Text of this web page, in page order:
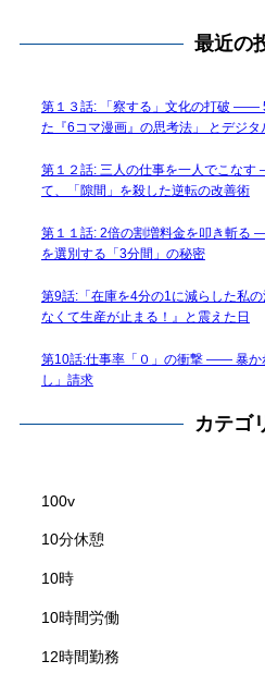
最近の
第１３話: 「察する」文化の打破 ——
た『6コマ漫画』の思考法」 とデジタ
第１２話: 三人の仕事を一人でこな
て、「隙間」を殺した逆転の改善術
第１１話: 2倍の割増料金を叩き斬る
を選別する「3分間」の秘密
第9話:「在庫を4分の1に減らした私
なくて生産が止まる！』と震えた日
第10話:仕事率「０」の衝撃 —— 暴か
し」請求
カテゴ
100v
10分休憩
10時
10時間労働
12時間勤務